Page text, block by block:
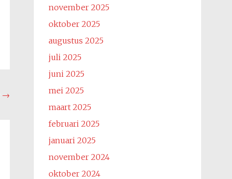
→
november 2025
oktober 2025
augustus 2025
juli 2025
juni 2025
mei 2025
maart 2025
februari 2025
januari 2025
november 2024
oktober 2024